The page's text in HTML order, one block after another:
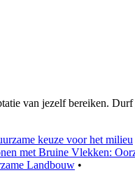
van jezelf bereiken.
keuze voor het milieu
met Bruine Vlekken:
Landbouw •